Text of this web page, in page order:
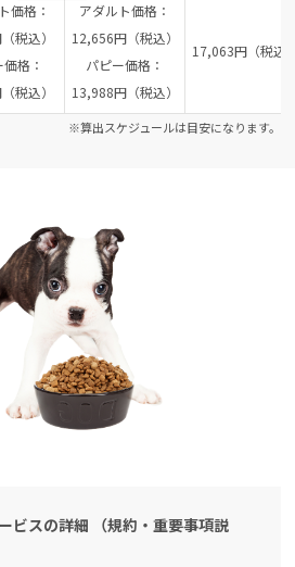
価格：
税込）
格：
税込）
アダルト価格：
12,656円（税込）
パピー価格：
13,988円（税込）
17,063円（税込
※算出スケジュールは目安になります。
ビスの詳細 （規約・重要事項説